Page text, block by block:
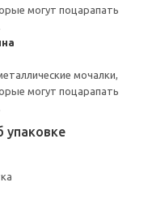
могут поцарапать
мочалки,
могут поцарапать
упаковке